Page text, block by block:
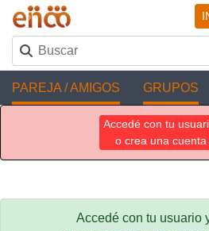
PAREJA / AMIGOS GRUPOS
Accedé con tu
o crea una cuenta
Accedé con tu usuario